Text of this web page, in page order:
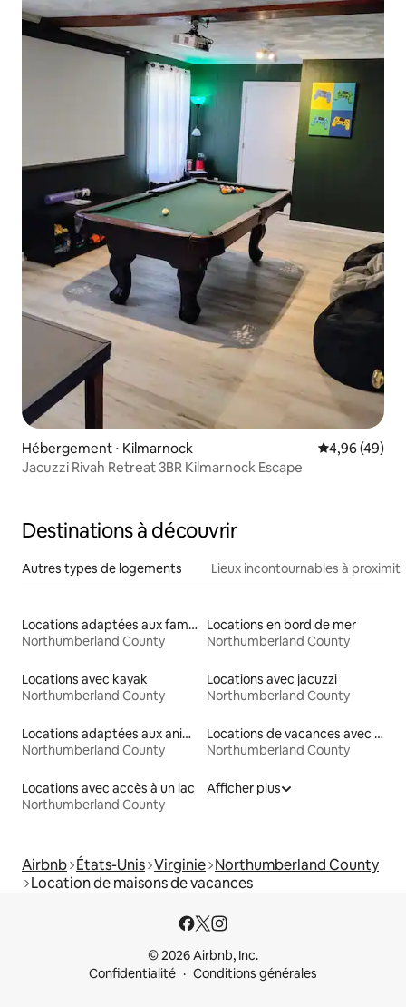
Hébergement ⋅ Kilmarnock Évaluation
4,96 (49)
Jacuzzi Rivah Retreat 3BR Kilmarnock Escape
Destinations à découvrir
Autres types de logements Lieux incontournables à
Locations adaptées aux familles
Northumberland County
Locations en bord de mer
Northumberland County
Locations avec kayak
Northumberland County
Locations avec jacuzzi
Northumberland County
Locations adaptées aux animaux
Northumberland County
Locations de vacances avec piscine
Northumberland County
Locations avec accès à un lac
Northumberland County
Afficher plus
Airbnb États-Unis Virginie Northumberland County
Location de maisons de vacances
© 2026 Airbnb, Inc.
Confidentialité
Conditions générales